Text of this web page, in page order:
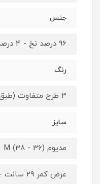
جنس
96 درصد نخ - 4 درصد الستان
رنگ
3 طرح متفاوت (طبق عکس)
سایز
مدیوم M (38 - 36)
عرض کمر 29 سانت - فاق 21 سانت